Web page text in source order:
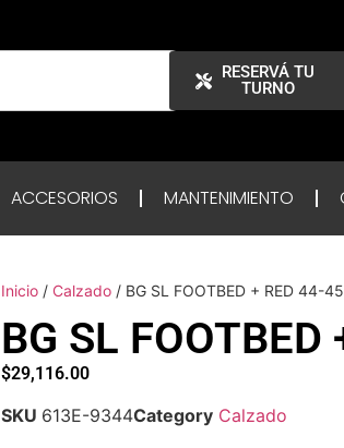
RESERVÁ TU
TURNO
ACCESORIOS MANTENIMIENTO
Inicio / Calzado / BG SL FOOTBED + RED 44-45
BG SL
$29,116.00
SKU 613E-9344Category Calzado